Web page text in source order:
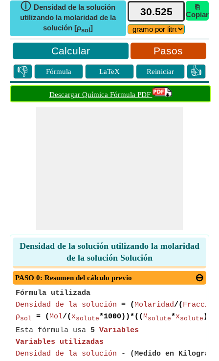
ⓘ Densidad de la solución
utilizando la molaridad de la
solución [ρsol ]
⎘
Copiar
Pasos
👎 Fórmula LaTeX Reiniciar 👍
Descargar Química Fórmula PDF
Densidad de la solución utilizando la molaridad
de la solución Solución
PASO 0: Resumen del cálculo previo
Fórmula utilizada
Densidad de la solución = ( Molaridad/(
ρsol = ( Mol/( xsolute*1000))*(( Msolute*xsolute )+(
Esta fórmula usa 5 Variables
Variables utilizadas
Densidad de la solución -
(Medido en